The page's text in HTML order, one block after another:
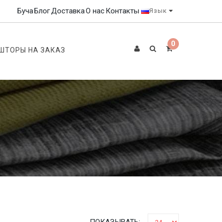
БучаБлогДоставкаО насКонтакты Язык
НА ЗАКАЗ
0